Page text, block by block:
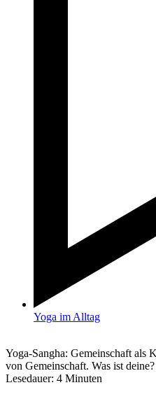
Yoga im Alltag
Yoga-Sangha: Gemeinschaft als
von Gemeinschaft. Was ist
Lesedauer: 4 Minuten